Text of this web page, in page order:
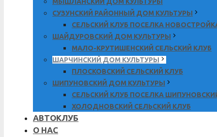
СУЗУНСКИЙ РАЙОННЫЙ ДОМ КУЛЬТУРЫ
СЕЛЬСКИЙ КЛУБ ПОСЕЛКА
ШАЙДУРОВСКИЙ ДОМ КУЛЬТУРЫ
МАЛО-КРУТИШЕНСКИЙ СЕЛЬСКИЙ КЛУБ
ШАРЧИНСКИЙ ДОМ КУЛЬТУРЫ
ПЛОСКОВСКИЙ СЕЛЬСКИЙ КЛУБ
ШИПУНОВСКИЙ ДОМ КУЛЬТУРЫ
СЕЛЬСКИЙ КЛУБ ПОСЕЛКА
ХОЛОДНОВСКИЙ СЕЛЬСКИЙ КЛУБ
АВТОКЛУБ
О НАС